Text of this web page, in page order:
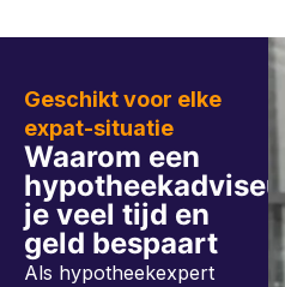
Geschikt voor elke
expat-situatie
Waarom een
je veel tijd en
geld bespaart
Als hypotheekexpert